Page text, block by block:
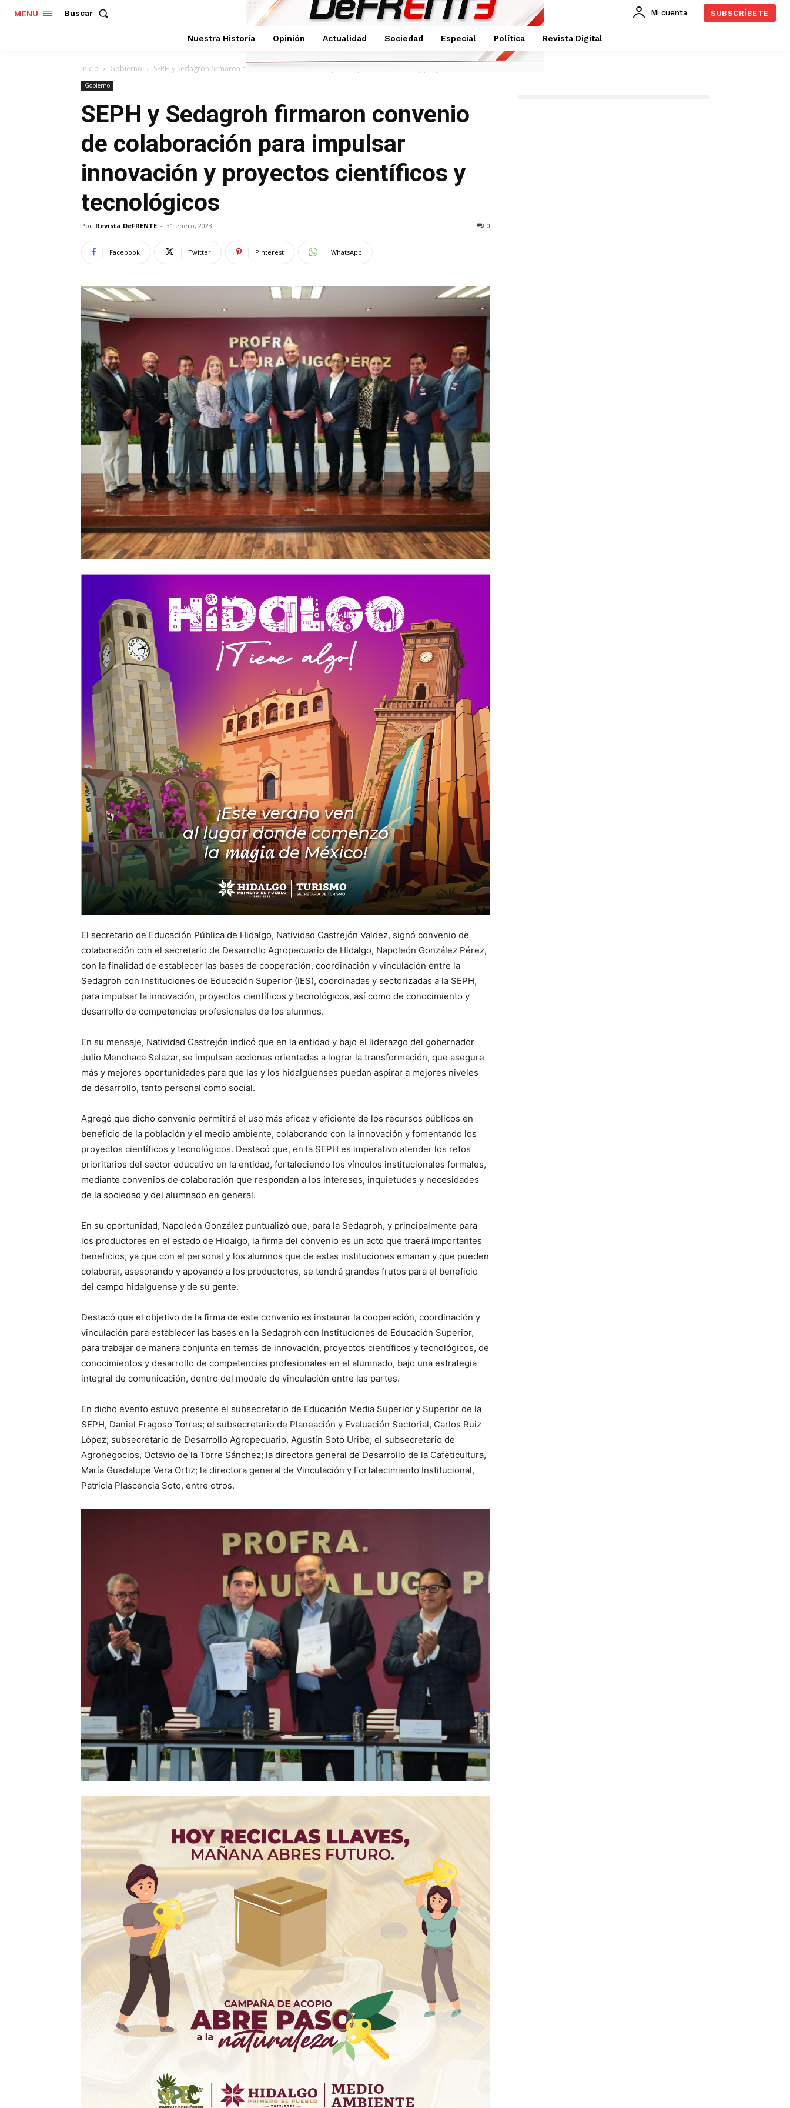
MENU Buscar Mi cuenta SUBSCRÍBETE
Nuestra Historia Opinión Actualidad Sociedad Especial Política Revista Digital
Inicio Gobierno SEPH y Sedagroh firmaron convenio de colaboración para impulsar innovación y proyectos...
Gobierno
SEPH y Sedagroh firmaron convenio
de colaboración para impulsar
innovación y proyectos científicos y
tecnológicos
Por Revista DeFRENTE - 31 enero, 2023 0
Facebook Twitter Pinterest WhatsApp
El secretario de Educación Pública de Hidalgo, Natividad Castrejón Valdez, signó convenio de
colaboración con el secretario de Desarrollo Agropecuario de Hidalgo, Napoleón González Pérez,
con la finalidad de establecer las bases de cooperación, coordinación y vinculación entre la
Sedagroh con Instituciones de Educación Superior (IES), coordinadas y sectorizadas a la SEPH,
para impulsar la innovación, proyectos científicos y tecnológicos, así como de conocimiento y
desarrollo de competencias profesionales de los alumnos.
En su mensaje, Natividad Castrejón indicó que en la entidad y bajo el liderazgo del gobernador
Julio Menchaca Salazar, se impulsan acciones orientadas a lograr la transformación, que asegure
más y mejores oportunidades para que las y los hidalguenses puedan aspirar a mejores niveles
de desarrollo, tanto personal como social.
Agregó que dicho convenio permitirá el uso más eficaz y eficiente de los recursos públicos en
beneficio de la población y el medio ambiente, colaborando con la innovación y fomentando los
proyectos científicos y tecnológicos. Destacó que, en la SEPH es imperativo atender los retos
prioritarios del sector educativo en la entidad, fortaleciendo los vínculos institucionales formales,
mediante convenios de colaboración que respondan a los intereses, inquietudes y necesidades
de la sociedad y del alumnado en general.
En su oportunidad, Napoleón González puntualizó que, para la Sedagroh, y principalmente para
los productores en el estado de Hidalgo, la firma del convenio es un acto que traerá importantes
beneficios, ya que con el personal y los alumnos que de estas instituciones emanan y que pueden
colaborar, asesorando y apoyando a los productores, se tendrá grandes frutos para el beneficio
del campo hidalguense y de su gente.
Destacó que el objetivo de la firma de este convenio es instaurar la cooperación, coordinación y
vinculación para establecer las bases en la Sedagroh con Instituciones de Educación Superior,
para trabajar de manera conjunta en temas de innovación, proyectos científicos y tecnológicos, de
conocimientos y desarrollo de competencias profesionales en el alumnado, bajo una estrategia
integral de comunicación, dentro del modelo de vinculación entre las partes.
En dicho evento estuvo presente el subsecretario de Educación Media Superior y Superior de la
SEPH, Daniel Fragoso Torres; el subsecretario de Planeación y Evaluación Sectorial, Carlos Ruiz
López; subsecretario de Desarrollo Agropecuario, Agustín Soto Uribe; el subsecretario de
Agronegocios, Octavio de la Torre Sánchez; la directora general de Desarrollo de la Cafeticultura,
María Guadalupe Vera Ortiz; la directora general de Vinculación y Fortalecimiento Institucional,
Patricia Plascencia Soto, entre otros.